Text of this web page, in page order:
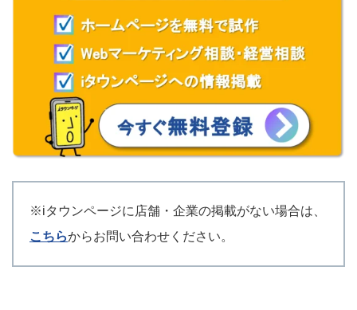
※iタウンページに店舗・企業の掲載がない場合は、
こちらからお問い合わせください。